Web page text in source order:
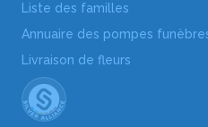
Liste des familles
Annuaire des pompes
Livraison de fleurs